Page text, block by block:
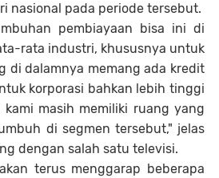
nasional pada periode tersebut.
pembiayaan bisa ini di
rata industri, khususnya untuk
di dalamnya memang ada kredit
korporasi bahkan lebih tinggi
kami masih memiliki ruang yang
di segmen tersebut," jelas
dengan salah satu televisi.
terus menggarap beberapa